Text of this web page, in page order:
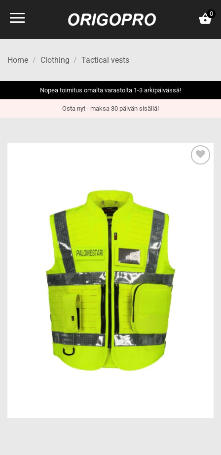
0
Home / Clothing / Tactical vests
Nopea toimitus omalta varastolta 1-3 arkipäivässä!
Osta nyt - maksa 30 päivän sisällä!